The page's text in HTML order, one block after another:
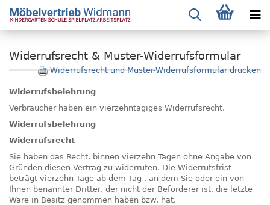
Widerrufsrecht & Muster-Widerrufsformular
Widerrufsrecht und Muster-Widerrufsformular drucken
Widerrufsbelehrung
Verbraucher haben ein vierzehntägiges Widerrufsrecht.
Widerrufsbelehrung
Widerrufsrecht
Sie haben das Recht, binnen vierzehn Tagen ohne Angabe von
Gründen diesen Vertrag zu widerrufen. Die Widerrufsfrist
beträgt vierzehn Tage ab dem Tag , an dem Sie oder ein von
Ihnen benannter Dritter, der nicht der Beförderer ist, die letzte
Ware in Besitz genommen haben bzw. hat.